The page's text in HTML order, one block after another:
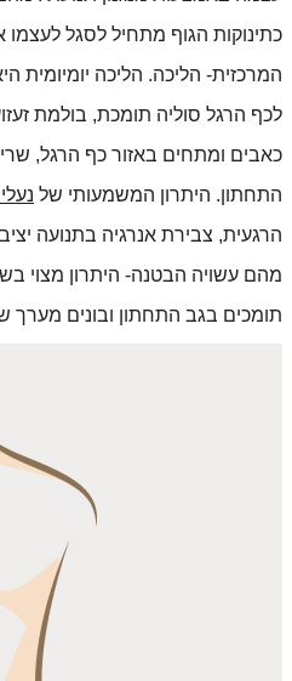
התחתון. היתרון המשמעותי של
תומכים בגב התחתון ובונים מערך